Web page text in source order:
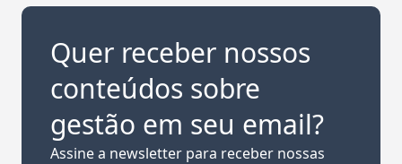
Quer receber nossos
conteúdos sobre
gestão em seu email?
Assine a newsletter para receber nossas